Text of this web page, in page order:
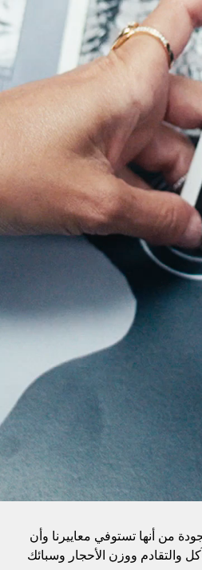
من أنها تستوفي معاييرنا وأن
والتقادم ووزن الأحجار وسبائك